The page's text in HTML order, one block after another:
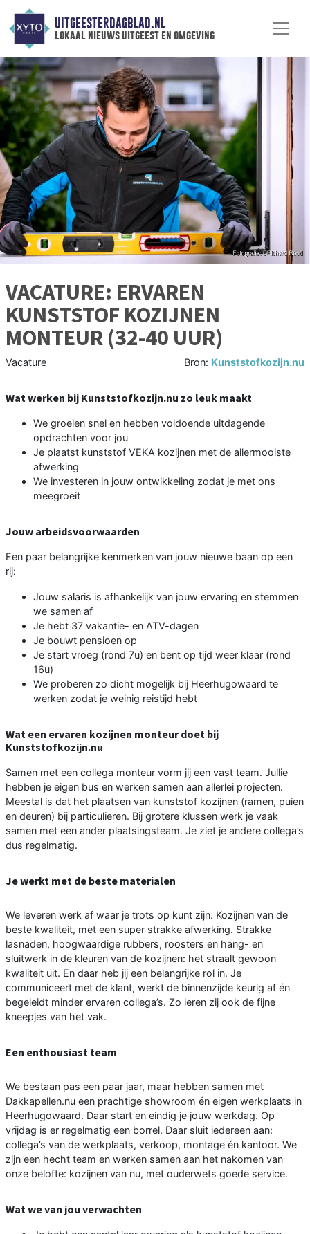
UITGEESTERDAGBLAD.NL
lokaal nieuws uitgeest en omgeving
VACATURE: ERVAREN
KUNSTSTOF KOZIJNEN
MONTEUR (32-40 UUR)
Vacature Bron: Kunststofkozijn.nu
Wat werken bij Kunststofkozijn.nu zo leuk maakt
We groeien snel en hebben voldoende uitdagende
opdrachten voor jou
Je plaatst kunststof VEKA kozijnen met de allermooiste
afwerking
We investeren in jouw ontwikkeling zodat je met ons
meegroeit
Jouw arbeidsvoorwaarden
Een paar belangrijke kenmerken van jouw nieuwe baan op een
rij:
Jouw salaris is afhankelijk van jouw ervaring en stemmen
we samen af
Je hebt 37 vakantie- en ATV-dagen
Je bouwt pensioen op
Je start vroeg (rond 7u) en bent op tijd weer klaar (rond
16u)
We proberen zo dicht mogelijk bij Heerhugowaard te
werken zodat je weinig reistijd hebt
Wat een ervaren kozijnen monteur doet bij
Kunststofkozijn.nu
Samen met een collega monteur vorm jij een vast team. Jullie
hebben je eigen bus en werken samen aan allerlei projecten.
Meestal is dat het plaatsen van kunststof kozijnen (ramen, puien
en deuren) bij particulieren. Bij grotere klussen werk je vaak
samen met een ander plaatsingsteam. Je ziet je andere collega’s
dus regelmatig.
Je werkt met de beste materialen
We leveren werk af waar je trots op kunt zijn. Kozijnen van de
beste kwaliteit, met een super strakke afwerking. Strakke
lasnaden, hoogwaardige rubbers, roosters en hang- en
sluitwerk in de kleuren van de kozijnen: het straalt gewoon
kwaliteit uit. En daar heb jij een belangrijke rol in. Je
communiceert met de klant, werkt de binnenzijde keurig af én
begeleidt minder ervaren collega’s. Zo leren zij ook de fijne
kneepjes van het vak.
Een enthousiast team
We bestaan pas een paar jaar, maar hebben samen met
Dakkapellen.nu een prachtige showroom én eigen werkplaats in
Heerhugowaard. Daar start en eindig je jouw werkdag. Op
vrijdag is er regelmatig een borrel. Daar sluit iedereen aan:
collega’s van de werkplaats, verkoop, montage én kantoor. We
zijn een hecht team en werken samen aan het nakomen van
onze belofte: kozijnen van nu, met ouderwets goede service.
Wat we van jou verwachten